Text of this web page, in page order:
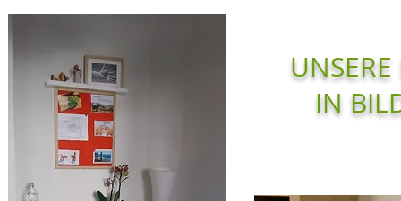
UNSERE
IN